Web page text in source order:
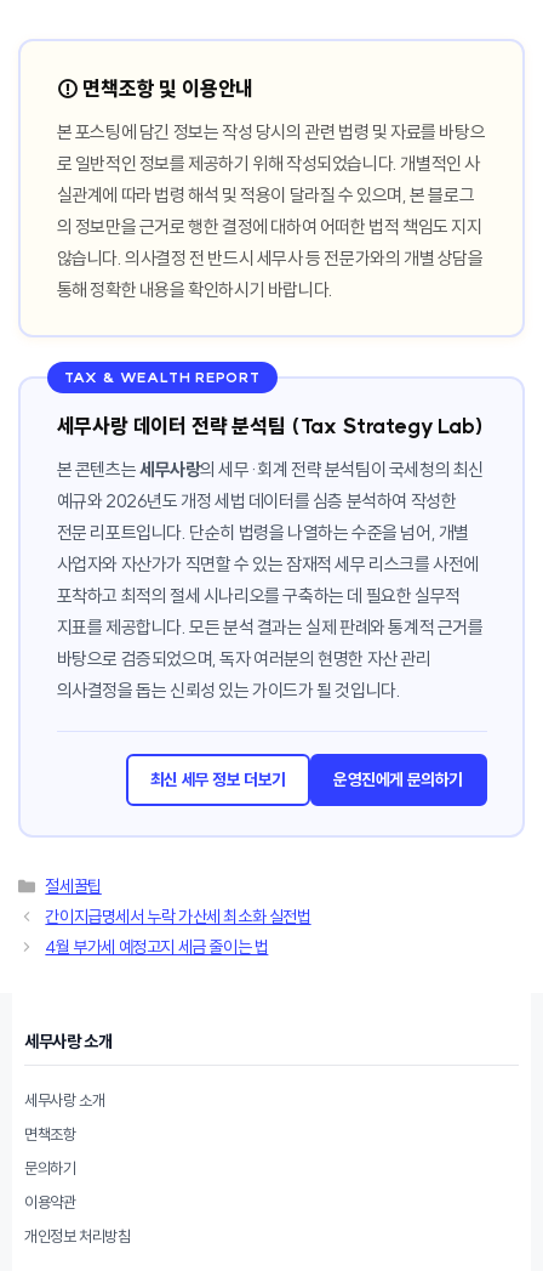
⚠️ 면책조항 및 이용안내
본 포스팅에 담긴 정보는 작성 당시의 관련 법령 및 자료를 바탕으
로 일반적인 정보를 제공하기 위해 작성되었습니다. 개별적인 사
실관계에 따라 법령 해석 및 적용이 달라질 수 있으며, 본 블로그
의 정보만을 근거로 행한 결정에 대하여 어떠한 법적 책임도 지지
않습니다. 의사결정 전 반드시 세무사 등 전문가와의 개별 상담을
통해 정확한 내용을 확인하시기 바랍니다.
TAX & WEALTH REPORT
세무사랑 데이터 전략 분석팀 (Tax Strategy Lab)
본 콘텐츠는세무사랑의 세무·회계 전략 분석팀이 국세청의 최신
예규와 2026년도 개정 세법 데이터를 심층 분석하여 작성한
전문 리포트입니다. 단순히 법령을 나열하는 수준을 넘어, 개별
사업자와 자산가가 직면할 수 있는 잠재적 세무 리스크를 사전에
포착하고 최적의 절세 시나리오를 구축하는 데 필요한 실무적
지표를 제공합니다. 모든 분석 결과는 실제 판례와 통계적 근거를
바탕으로 검증되었으며, 독자 여러분의 현명한 자산 관리
의사결정을 돕는 신뢰성 있는 가이드가 될 것입니다.
최신 세무 정보 더보기 운영진에게 문의하기
카
테
리
절세꿀팁
간이지급명세서 누락 가산세 최소화 실전법
4월 부가세 예정고지 세금 줄이는 법
세무사랑 소개
세무사랑 소개
면책조항
문의하기
이용약관
개인정보 처리방침